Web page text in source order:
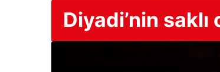
Diyadi’nin